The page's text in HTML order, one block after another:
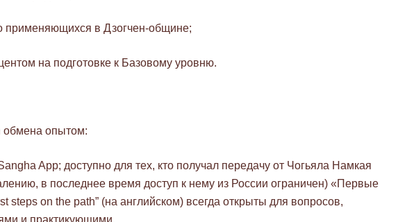
применяющихся в Дзогчен-общине;
на подготовке к Базовому уровню.
обмена опытом:
App; доступно для тех, кто получал передачу от Чогьяла Намкая
в последнее время доступ к нему из России ограничен) «Первые
steps on the path” (на английском) всегда открыты для вопросов,
и практикующими.